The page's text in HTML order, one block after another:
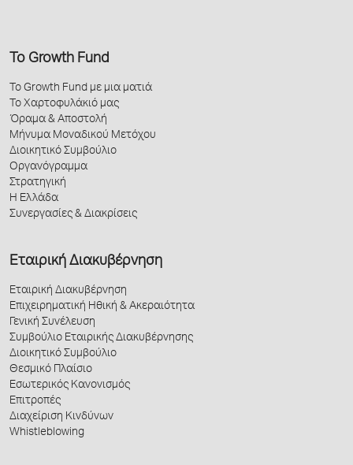
Το Growth Fund
Το Growth Fund με μια ματιά
Το Χαρτοφυλάκιό μας
Όραμα & Αποστολή
Μήνυμα Μοναδικού Μετόχου
Διοικητικό Συμβούλιο
Οργανόγραμμα
Στρατηγική
Η Ελλάδα
Συνεργασίες & Διακρίσεις
Εταιρική Διακυβέρνηση
Εταιρική Διακυβέρνηση
Επιχειρηματική Ηθική & Ακεραιότητα
Γενική Συνέλευση
Συμβούλιο Εταιρικής Διακυβέρνησης
Διοικητικό Συμβούλιο
Θεσμικό Πλαίσιο
Εσωτερικός Κανονισμός
Επιτροπές
Διαχείριση Κινδύνων
Whistleblowing